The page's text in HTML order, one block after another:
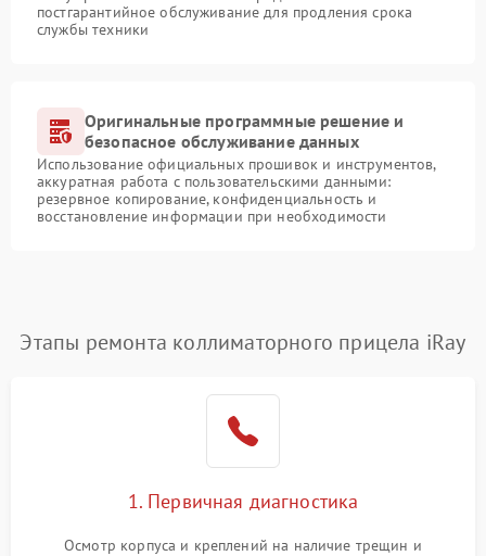
постгарантийное обслуживание для продления срока
службы техники
Оригинальные программные решение и
безопасное обслуживание данных
Использование официальных прошивок и инструментов,
аккуратная работа с пользовательскими данными:
резервное копирование, конфиденциальность и
восстановление информации при необходимости
Этапы ремонта коллиматорного прицела iRay
1. Первичная диагностика
Осмотр корпуса и креплений на наличие трещин и